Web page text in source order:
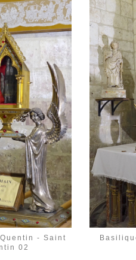
- Saint
02